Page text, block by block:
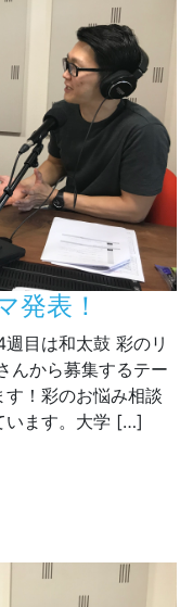
発表！
目は和太鼓 彩のリ
んから募集するテー
！彩のお悩み相談
います。大学 […]